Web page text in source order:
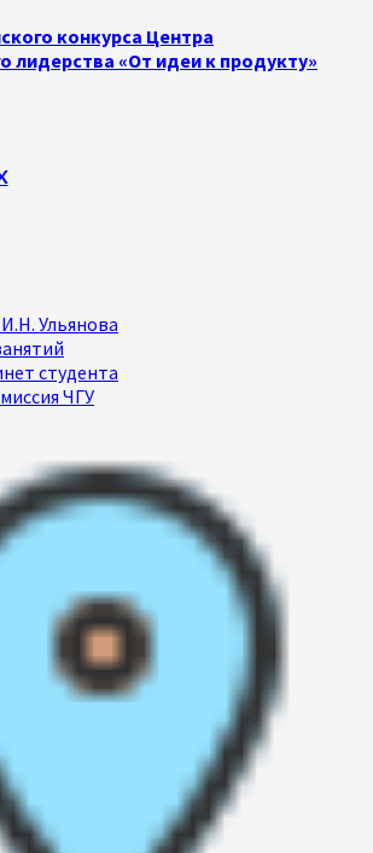
конкурса Центра
лидерства «От идеи к продукту»
Ульянова
студента
ЧГУ